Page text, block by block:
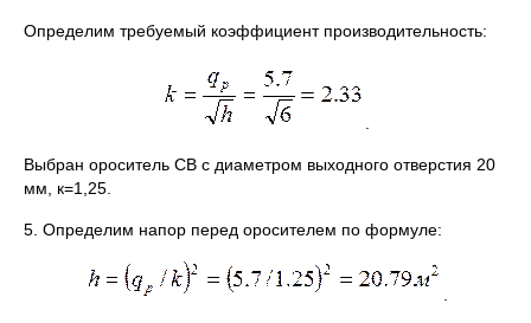
Определим требуемый коэффициент производительность:
Выбран ороситель СВ с диаметром выходного отверстия 20
мм, к=1,25.
5. Определим напор перед оросителем по формуле: